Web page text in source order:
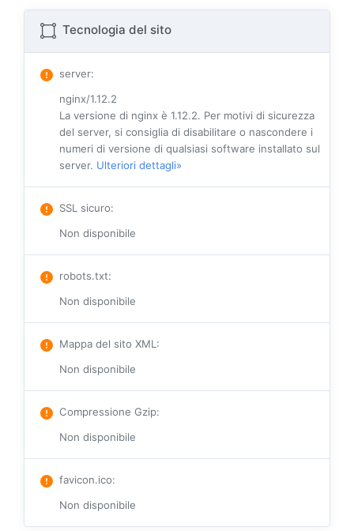
Tecnologia del sito
server:
nginx/1.12.2
La versione di nginx è 1.12.2. Per motivi di sicurezza
del server, si consiglia di disabilitare o nascondere i
numeri di versione di qualsiasi software installato sul
server. Ulteriori dettagli»
SSL sicuro:
Non disponibile
robots.txt:
Non disponibile
Mappa del sito XML:
Non disponibile
Compressione Gzip:
Non disponibile
favicon.ico:
Non disponibile